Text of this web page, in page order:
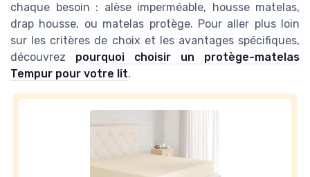
chaque besoin : alèse imperméable, housse matelas,
drap housse, ou matelas protège. Pour aller plus loin
sur les critères de choix et les avantages spécifiques,
découvrez pourquoi choisir un protège-matelas
Tempur pour votre lit.